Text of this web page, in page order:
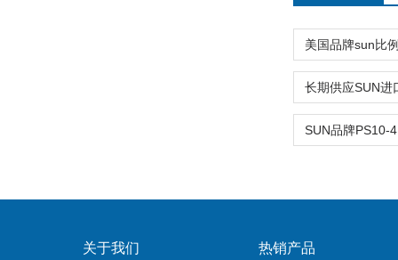
关于我们 热销产品